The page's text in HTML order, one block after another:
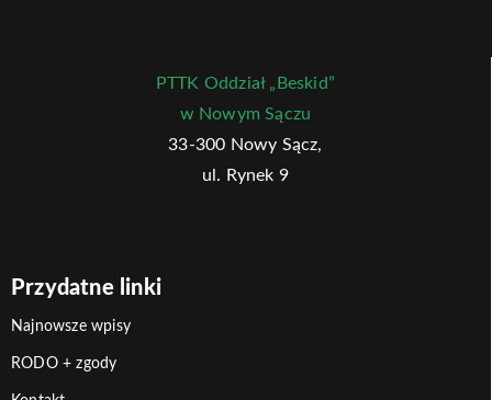
PTTK Oddział „Beskid”
w Nowym Sączu
33-300 Nowy Sącz,
ul. Rynek 9
Przydatne linki
Najnowsze wpisy
RODO + zgody